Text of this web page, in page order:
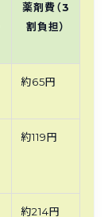
薬剤費（3
割負担）
約65円
約119円
約214円